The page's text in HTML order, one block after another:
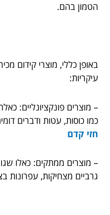
הטמון בהם.
באופן כללי, מוצרי קידום
עיקריות:
– מוצרים פונקציונליים:
כמו כוסות, עטות ודברים
חזי קדם
– מוצרים ממתקים: כאלו
גרביים מצחיקות, עפרונות